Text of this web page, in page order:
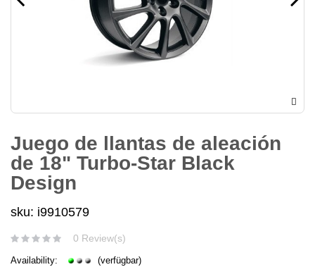
Juego de llantas de aleación
de 18" Turbo-Star Black
Design
sku: i9910579
0 Review(s)
Availability: (verfügbar)